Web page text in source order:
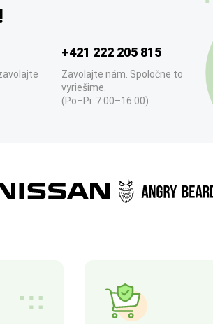
+421 222 205 815
Zavolajte nám. Spoločne to
vyriešime.
(Po–Pi: 7:00–16:00)